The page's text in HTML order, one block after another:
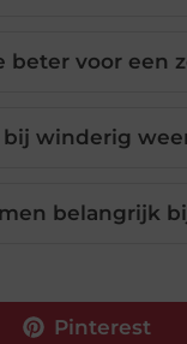
beter voor een
bij winderig
belangrijk
Pinterest